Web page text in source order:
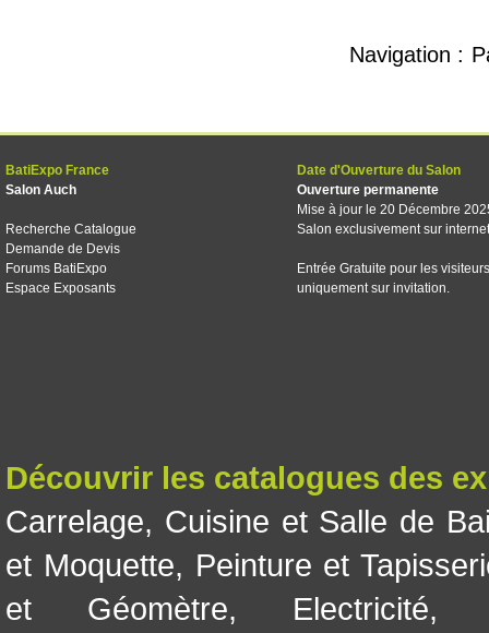
Navigation :
BatiExpo France
Salon Auch
Recherche Catalogue
Demande de Devis
Forums BatiExpo
Espace Exposants
Date d'Ouverture du Salon
Ouverture permanente
Mise à jour le 20 Décembre
Salon exclusivement sur internet
Entrée Gratuite pour les visiteurs
uniquement sur invitation.
Découvrir les catalogues des
Carrelage, Cuisine et Salle de
et Moquette, Peinture et
et Géomètre, Electricité